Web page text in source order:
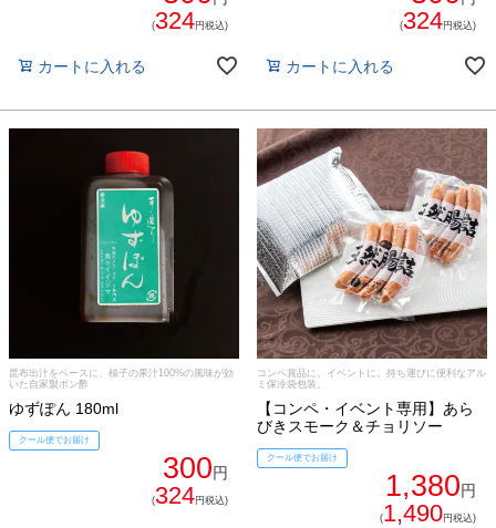
(324円税込)
カートに入れる
(324円税込)
カートに入れる
昆布出汁をベースに、柚子の果汁100%の風味が効
いた自家製ポン酢
ゆずぽん 180ml
クール便でお届け
300円
(324円税込)
コンペ賞品に。イベントに。持ち運びに便利なアル
ミ保冷袋包装。
【コンペ・イベント専用】あら
びきスモーク＆チョリソー
クール便でお届け
1,380円
(1,490円税込)